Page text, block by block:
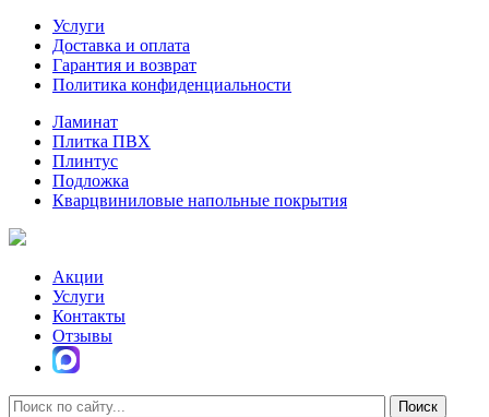
Услуги
Доставка и оплата
Гарантия и возврат
Политика конфиденциальности
Ламинат
Плитка ПВХ
Плинтус
Подложка
Кварцвиниловые напольные покрытия
Акции
Услуги
Контакты
Отзывы